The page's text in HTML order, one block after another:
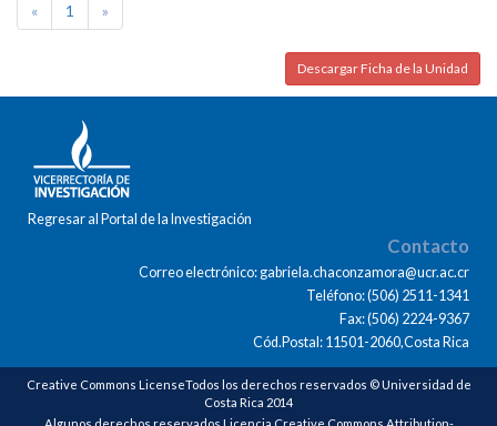
« 1 »
Descargar Ficha de la Unidad
Regresar al Portal de la Investigación
Contacto
Correo electrónico: gabriela.chaconzamora@ucr.ac.cr
Teléfono: (506) 2511-1341
Fax: (506) 2224-9367
Cód.Postal: 11501-2060,Costa Rica
Creative Commons LicenseTodos los derechos reservados © Universidad de
Costa Rica 2014